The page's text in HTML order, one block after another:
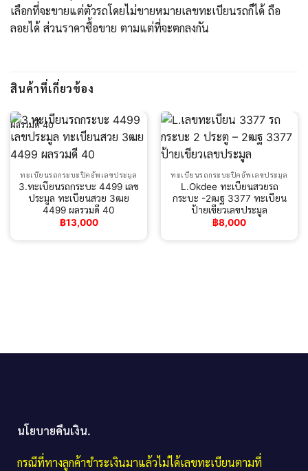
เลือกที่จะขายแต่ตัวรถโดยไม่ขายหมายเลขทะเบียนรถก็ได้ ถือ
ลอยได้ ส่วนราคาซื้อขาย ตามแต่ที่จะตกลงกัน
สินค้าที่เกี่ยวข้อง
ผลรวมดี 40
ทะเบียนรถกระบะปิคอัพเลขประมูล
3.ทะเบียนรถกระบะ 4499 เลข
ประมูล ทะเบียนสวย 3ฒย
4499 ผลรวมดี 40
฿13,000
ทะเบียนรถกระบะปิคอัพเลขประมูล
L.Okdee ทะเบียนสวยรถ
กระบะ -2ฒฐ 3377 ทะเบียน
ป้ายเขียวเลขประมูล
฿8,000
นโยบายคืนเงิน.
กรณีที่ทางลูกค้าชำระเงินมาแล้วไม่ได้เลขทะเบียนตามที่